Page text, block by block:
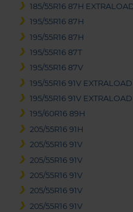
185/55R16 87H
195/55R16 87H
195/55R16 87H
195/55R16 87T
195/55R16 87V
195/55R16 91V EXTRALOAD
195/55R16 91V EXTRALOAD
195/60R16 89H
205/55R16 91H
205/55R16 91V
205/55R16 91V
205/55R16 91V
205/55R16 91V
205/55R16 91V